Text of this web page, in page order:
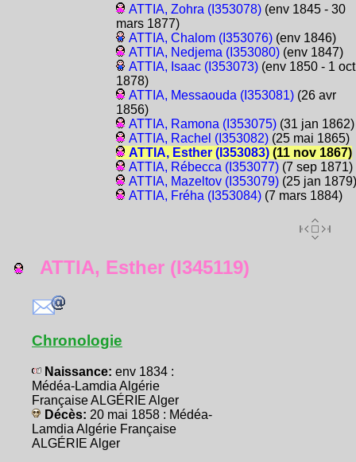
ATTIA, Zohra (I353078)(env 1845 - 30
mars 1877)
ATTIA, Chalom (I353076)(env 1846)
ATTIA, Nedjema (I353080)(env 1847)
ATTIA, Isaac (I353073)(env 1850 - 1 oct
1878)
ATTIA, Messaouda (I353081)(26 avr
1856)
ATTIA, Ramona (I353075)(31 jan 1862)
ATTIA, Rachel (I353082)(25 mai 1865)
ATTIA, Esther (I353083)(11 nov 1867)
ATTIA, Rébecca (I353077)(7 sep 1871)
ATTIA, Mazeltov (I353079)(25 jan 1879)
ATTIA, Fréha (I353084)(7 mars 1884)
ATTIA, Esther (I345119)
Chronologie
Naissance: env 1834 :
Médéa-Lamdia Algérie
Française ALGÉRIE Alger
Décès: 20 mai 1858 : Médéa-
Lamdia Algérie Française
ALGÉRIE Alger